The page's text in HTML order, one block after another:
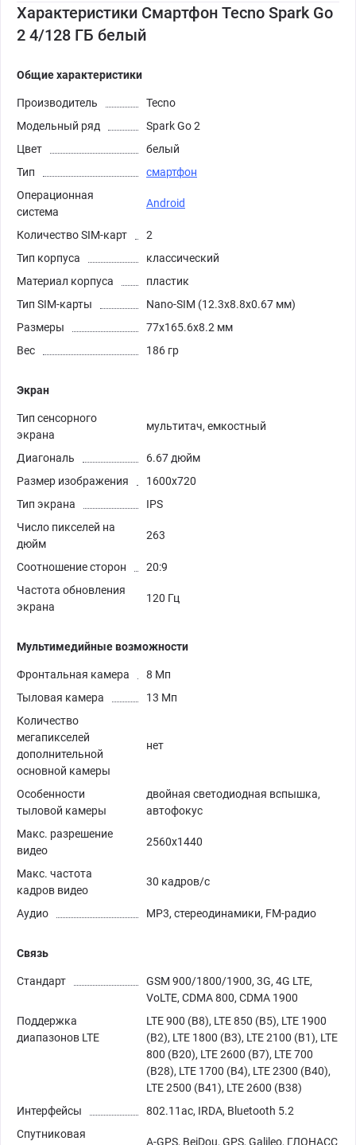
Характеристики Смартфон Tecno Spark Go
2 4/128 ГБ белый
Общие характеристики
Производитель
Tecno
Модельный ряд
Spark Go 2
Цвет
белый
Тип
смартфон
Операционная
система
Android
Количество SIM-карт
2
Тип корпуса
классический
Материал корпуса
пластик
Тип SIM-карты
Nano-SIM (12.3x8.8x0.67 мм)
Размеры
77x165.6x8.2 мм
Вес
186 гр
Экран
Тип сенсорного
экрана
мультитач, емкостный
Диагональ
6.67 дюйм
Размер изображения
1600x720
Тип экрана
IPS
Число пикселей на
дюйм
263
Соотношение сторон
20:9
Частота обновления
экрана
120 Гц
Мультимедийные возможности
Фронтальная камера
8 Мп
Тыловая камера
13 Мп
Количество
мегапикселей
дополнительной
основной камеры
нет
Особенности
тыловой камеры
двойная светодиодная вспышка,
автофокус
Макс. разрешение
видео
2560x1440
Макс. частота
кадров видео
30 кадров/с
Аудио MP3, стереодинамики, FM-радио
Связь
Стандарт
GSM 900/1800/1900, 3G, 4G LTE,
VoLTE, CDMA 800, CDMA 1900
Поддержка
диапазонов LTE
LTE 900 (B8), LTE 850 (B5), LTE 1900
(B2), LTE 1800 (B3), LTE 2100 (B1), LTE
800 (B20), LTE 2600 (B7), LTE 700
(B28), LTE 1700 (B4), LTE 2300 (B40),
LTE 2500 (B41), LTE 2600 (B38)
Интерфейсы
802.11ac, IRDA, Bluetooth 5.2
Спутниковая
A-GPS, BeiDou, GPS, Galileo, ГЛОНАСС